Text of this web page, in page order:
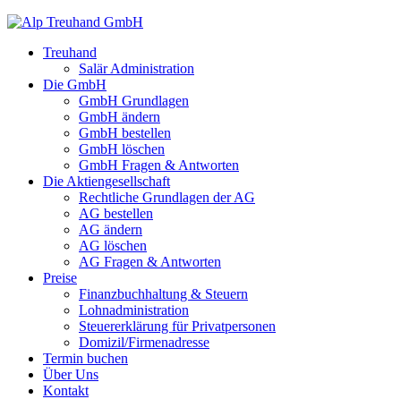
Treuhand
Salär Administration
Die GmbH
GmbH Grundlagen
GmbH ändern
GmbH bestellen
GmbH löschen
GmbH Fragen & Antworten
Die Aktiengesellschaft
Rechtliche Grundlagen der AG
AG bestellen
AG ändern
AG löschen
AG Fragen & Antworten
Preise
Finanzbuchhaltung & Steuern
Lohnadministration
Steuererklärung für Privatpersonen
Domizil/Firmenadresse
Termin buchen
Über Uns
Kontakt